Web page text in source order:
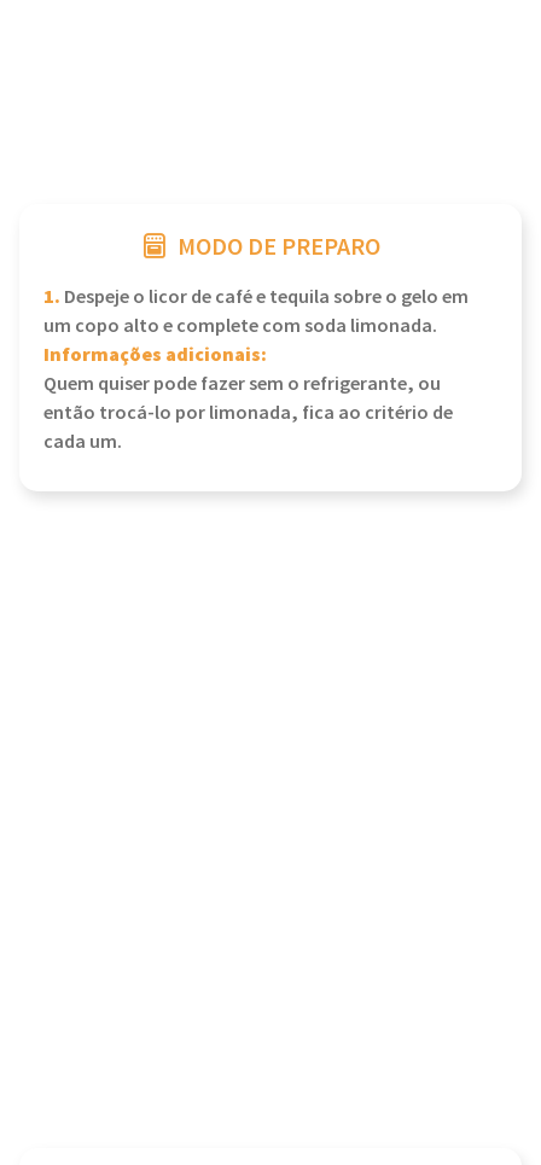
MODO DE PREPARO
1. Despeje o licor de café e tequila sobre o gelo em
um copo alto e complete com soda limonada.
Informações adicionais:
Quem quiser pode fazer sem o refrigerante, ou
então trocá-lo por limonada, fica ao critério de
cada um.